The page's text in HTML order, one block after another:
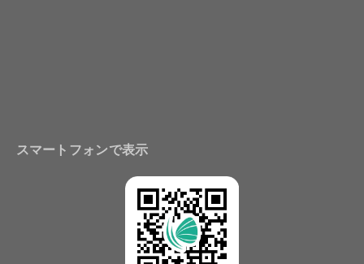
スマートフォンで表示